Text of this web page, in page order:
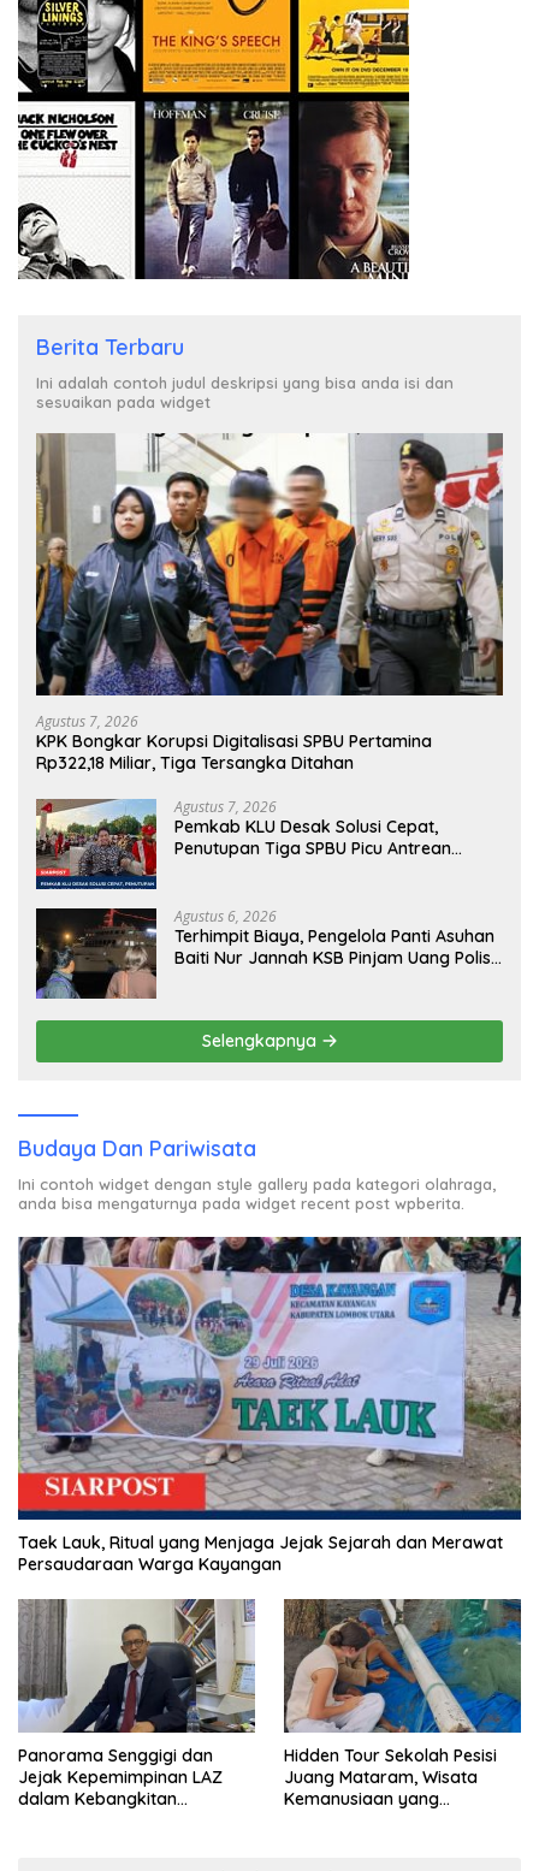
Berita Terbaru
Ini adalah contoh judul deskripsi yang bisa anda isi dan
sesuaikan pada widget
Agustus 7, 2026
KPK Bongkar Korupsi Digitalisasi SPBU Pertamina
Rp322,18 Miliar, Tiga Tersangka Ditahan
Agustus 7, 2026
Pemkab KLU Desak Solusi Cepat,
Penutupan Tiga SPBU Picu Antrean
Agustus 6, 2026
Terhimpit Biaya, Pengelola Panti Asuhan
Baiti Nur Jannah KSB Pinjam Uang Polisi
Selengkapnya
Budaya Dan Pariwisata
Ini contoh widget dengan style gallery pada kategori olahraga,
anda bisa mengaturnya pada widget recent post wpberita.
Taek Lauk, Ritual yang Menjaga Jejak Sejarah dan Merawat
Persaudaraan Warga Kayangan
Panorama Senggigi dan
Jejak Kepemimpinan LAZ
dalam Kebangkitan
Hidden Tour Sekolah Pesisi
Juang Mataram, Wisata
Kemanusiaan yang